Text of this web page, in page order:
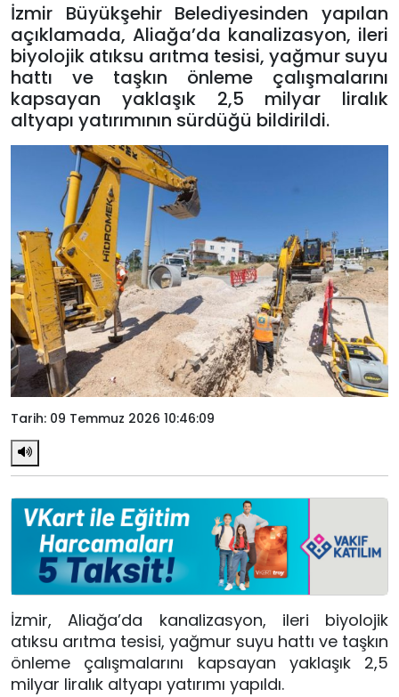
İzmir Büyükşehir Belediyesinden yapılan
açıklamada, Aliağa’da kanalizasyon, ileri
biyolojik atıksu arıtma tesisi, yağmur suyu
hattı ve taşkın önleme çalışmalarını
kapsayan yaklaşık 2,5 milyar liralık
altyapı yatırımının sürdüğü bildirildi.
Tarih: 09 Temmuz 2026 10:46:09
İzmir, Aliağa’da kanalizasyon, ileri biyolojik
atıksu arıtma tesisi, yağmur suyu hattı ve taşkın
önleme çalışmalarını kapsayan yaklaşık 2,5
milyar liralık altyapı yatırımı yapıldı.